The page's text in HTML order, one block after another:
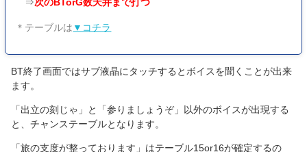
＊テーブルは ▼コチラ
BT終了画面ではサブ液晶にタッチするとボイスを聞くことが出来
ます。
「出立の刻じゃ」と「参りましょうぞ」以外のボイスが出現する
と、チャンステーブルとなります。
「旅の支度が整っております」はテーブル15or16が確定するの